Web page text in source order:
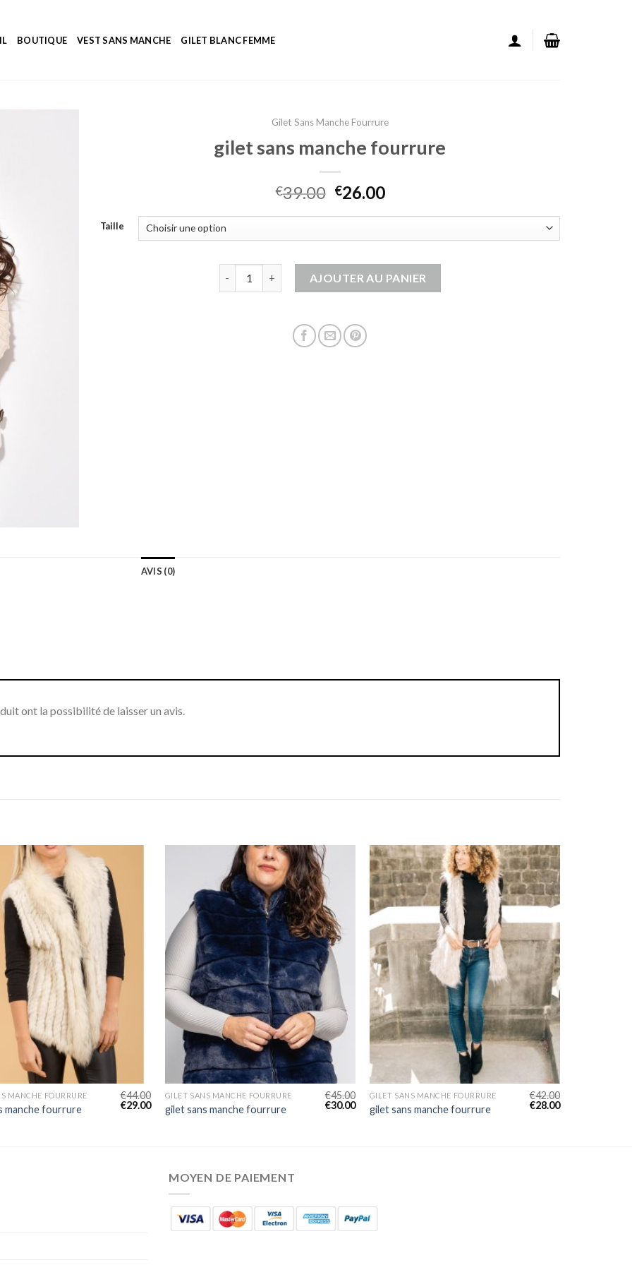
BOUTIQUE VEST SANS MANCHE GILET BLANC FEMME
Gilet Sans Manche Fourrure
gilet sans manche fourrure
€39.00 €26.00
Taille
AJOUTER AU PANIER
AVIS (0)
ont la possibilité de laisser un avis.
MANCHE FOURRURE
manche fourrure
€44.00
€29.00
GILET SANS MANCHE FOURRURE
gilet sans manche fourrure
€45.00
€30.00
GILET SANS MANCHE FOURRURE
gilet sans manche fourrure
€42.00
€28.00
MOYEN DE PAIEMENT